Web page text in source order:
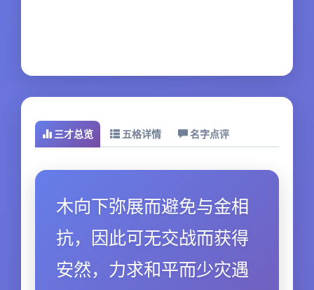
三才总览 五格详情 名字点评
木向下弥展而避免与金相
抗，因此可无交战而获得
安然，力求和平而少灾遇